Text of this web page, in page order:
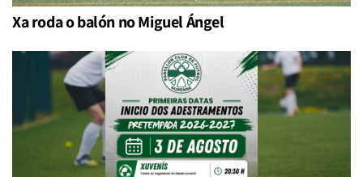
Xa roda o balón no Miguel Ángel